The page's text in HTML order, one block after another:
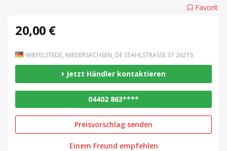
Favorit
20,00 €
WIEFELSTEDE, NIEDERSACHSEN, DE STAHLSTRASSE 37 26215
Jetzt Händler kontaktieren
04402 863****
Preisvorschlag senden
Einem Freund empfehlen